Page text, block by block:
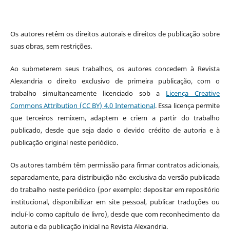
Os autores retêm os direitos autorais e direitos de publicação sobre
suas obras, sem restrições.
Ao submeterem seus trabalhos, os autores concedem à Revista
Alexandria o direito exclusivo de primeira publicação, com o
trabalho simultaneamente licenciado sob a Licença Creative
Commons Attribution (CC BY) 4.0 International. Essa licença permite
que terceiros remixem, adaptem e criem a partir do trabalho
publicado, desde que seja dado o devido crédito de autoria e à
publicação original neste periódico.
Os autores também têm permissão para firmar contratos adicionais,
separadamente, para distribuição não exclusiva da versão publicada
do trabalho neste periódico (por exemplo: depositar em repositório
institucional, disponibilizar em site pessoal, publicar traduções ou
incluí-lo como capítulo de livro), desde que com reconhecimento da
autoria e da publicação inicial na Revista Alexandria.